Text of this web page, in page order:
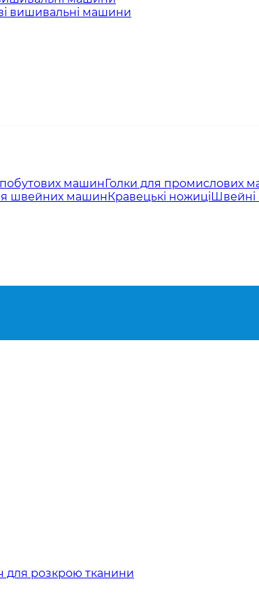
вишивальні машини
машинГолки для промислових
швейних машинКравецькі ножиціШвейні